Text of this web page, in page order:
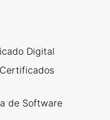
Digital
de Software